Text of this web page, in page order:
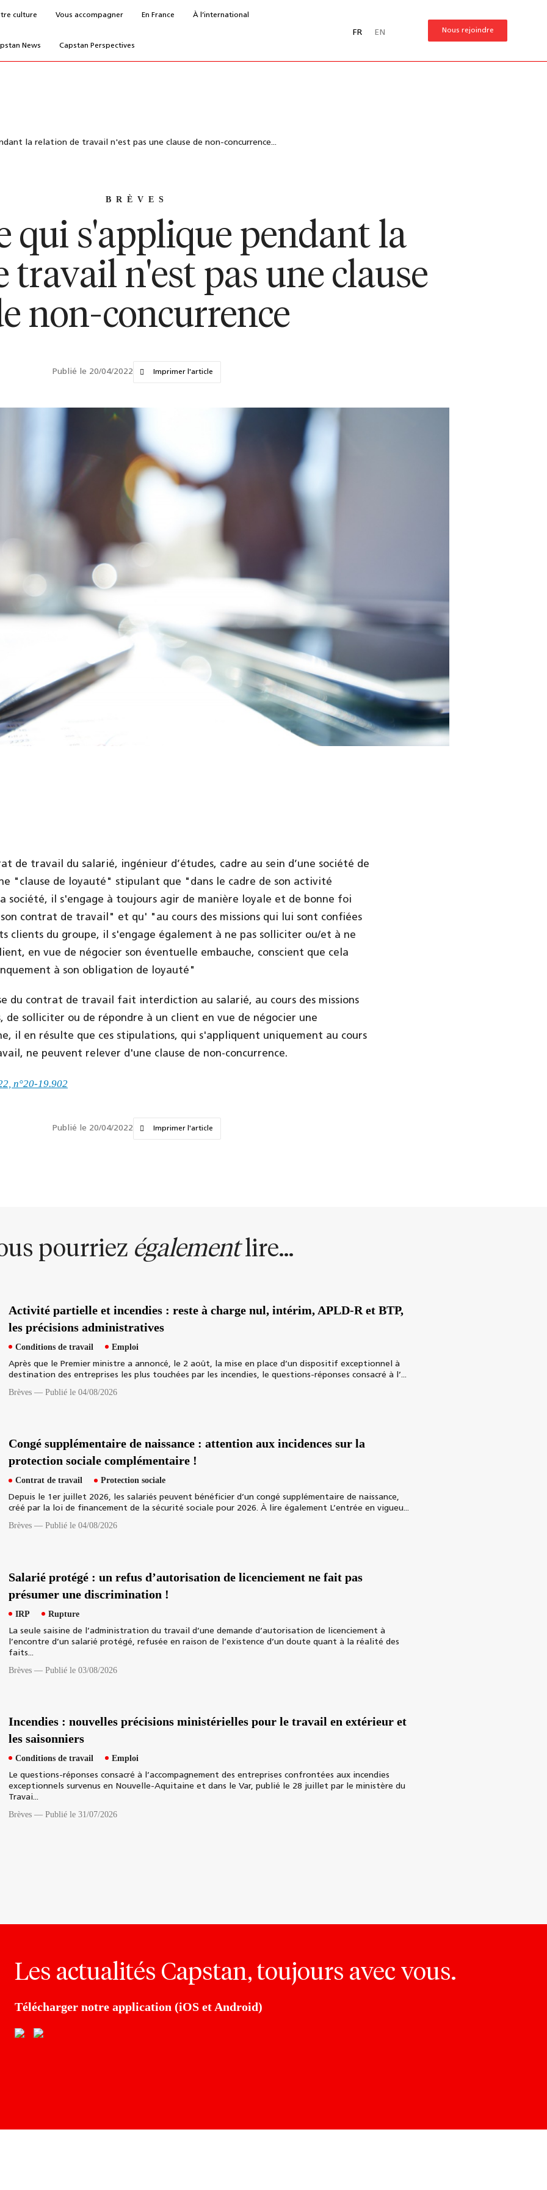
culture Vous accompagner En France À l’international
News Capstan Perspectives
FR EN Nous rejoindre
la relation de travail n'est pas une clause de non-concurrence...
BRÈVES
qui s'applique pendant la
travail n'est pas une clause
non-concurrence
Publié le 20/04/2022 Imprimer l'article
de travail du salarié, ingénieur d’études, cadre au sein d’une société de
"clause de loyauté" stipulant que "dans le cadre de son activité
société, il s'engage à toujours agir de manière loyale et de bonne foi
contrat de travail" et qu' "au cours des missions qui lui sont confiées
clients du groupe, il s'engage également à ne pas solliciter ou/et à ne
en vue de négocier son éventuelle embauche, conscient que cela
à son obligation de loyauté"
du contrat de travail fait interdiction au salarié, au cours des missions
de solliciter ou de répondre à un client en vue de négocier une
il en résulte que ces stipulations, qui s'appliquent uniquement au cours
ne peuvent relever d'une clause de non-concurrence.
n°20-19.902
Publié le 20/04/2022 Imprimer l'article
pourriez égalementlire...
Activité partielle et incendies : reste à charge nul, intérim, APLD-R et BTP,
les précisions administratives
Conditions de travail
Emploi
Après que le Premier ministre a annoncé, le 2 août, la mise en place d’un dispositif exceptionnel à
destination des entreprises les plus touchées par les incendies, le questions-réponses consacré à l’...
Brèves — Publié le 04/08/2026
Congé supplémentaire de naissance : attention aux incidences sur la
protection sociale complémentaire !
Contrat de travail
Protection sociale
Depuis le 1er juillet 2026, les salariés peuvent bénéficier d’un congé supplémentaire de naissance,
créé par la loi de financement de la sécurité sociale pour 2026. À lire également L’entrée en vigueu...
Brèves — Publié le 04/08/2026
Salarié protégé : un refus d’autorisation de licenciement ne fait pas
présumer une discrimination !
IRP
Rupture
La seule saisine de l’administration du travail d’une demande d’autorisation de licenciement à
l’encontre d’un salarié protégé, refusée en raison de l’existence d’un doute quant à la réalité des
faits...
Brèves — Publié le 03/08/2026
Incendies : nouvelles précisions ministérielles pour le travail en extérieur et
les saisonniers
Conditions de travail
Emploi
Le questions-réponses consacré à l’accompagnement des entreprises confrontées aux incendies
exceptionnels survenus en Nouvelle-Aquitaine et dans le Var, publié le 28 juillet par le ministère du
Travai...
Brèves — Publié le 31/07/2026
Les actualités Capstan, toujours avec vous.
Télécharger notre application (iOS et Android)